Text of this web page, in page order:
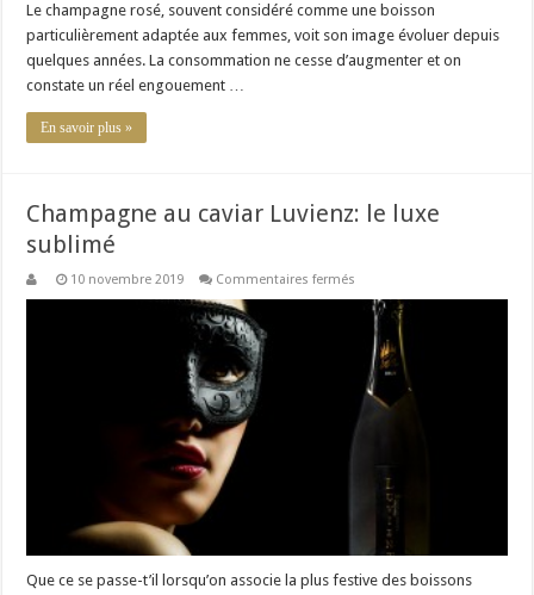
Le champagne rosé, souvent considéré comme une boisson
particulièrement adaptée aux femmes, voit son image évoluer depuis
quelques années. La consommation ne cesse d’augmenter et on
constate un réel engouement …
En savoir plus »
Champagne au caviar Luvienz: le luxe
sublimé
10 novembre 2019 Commentaires fermés
caviar
Luvienz:
luxe
sublimé
Que ce se passe-t’il lorsqu’on associe la plus festive des boissons